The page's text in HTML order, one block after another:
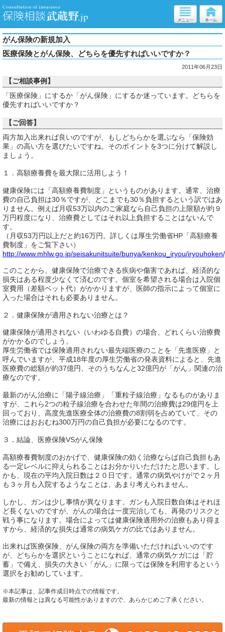
がん保険の新規加入
医療保険とがん保険、どちらを優先すればいいですか？
2011年06月23日
【ご相談事例】
「医療保険」にするか「がん保険」にするか迷っています。どちらを
優先すればいいですか？
【ご回答】
両方加入出来れば良いのですが、もしどちらかを選ぶなら「保険効
果」の高い方を選びたいですね。そのポイントを3つに分けて解説し
ましょう。
１．高額療養費を最大限に活用しよう！
健康保険には「高額療養費制度」というものがあります。通常、治療
費の自己負担は30％ですが、どこまでも30％負担するという訳ではあ
りません。例えば月収53万以内のご家庭なら自己負担の上限額が約９
万円程度になり、治療費としてはそれ以上負担することはないんで
す。
（月収53万円以上だと約16万円。詳しくは厚生労働省HP「高額療養
費制度」をご覧下さい）
http://www.mhlw.go.jp/seisakunitsuite/bunya/kenkou_iryou/
このことから、健康保険で治療できる疾病や傷害であれば、経済的な
損失はある程度少なくて済むのです。個室を希望される場合は入院個
室費用（差額ベット代）がかかりますが、医師の指示によって個室に
入った場合はそれも必要ありません。
２．健康保険が適用されない治療とは？
健康保険が適用されない（いわゆる自費）の場合、どれくらい治療費
がかかるのでしょう。
厚生労働省では保険適用されない最先端医療のことを「先進医療」と
呼んでいますが、平成18年度の厚生労働省の発表資料によると、先進
医療費の総額が約37億円、そのうちなんと32億円が「がん」関連の治
療なのです。
最新のがん治療に「陽子線治療」「重粒子線治療」なるものがありま
すが、これら2つの粒子線治療を合わせた年間の治療費は29億円を上
回っており、高度先進医療全体の治療費の8割弱を占めていて、その
治療にはおおむね300万円の自己負担が必要になるのです。
３．結論、医療保険VSがん保険
高額療養費制度のおかげで、健康保険の効く治療ならば自己負担もあ
る一定レベルに抑えられることはお分かりいただけたと思います。し
かも、現在の平均入院日数は２０日です。通常の病気やけがで２ヶ月
も３ヶ月も入院するようなことは、あまり考えられません。
しかし、ガンは少し事情が異なります。ガンも入院日数自体はそれほ
ど長くないのですが、がんの場合は一度完治しても、再発のリスクと
戦う事になります。場合によっては健康保険適用外の治療もあり得ま
すから、経済的な損失は通常の病気ケガの比ではありません。
出来れば医療保険、がん保険の両方を準備いただければいいのです
が、どちらかを選択ということになれば、通常の病気ケガには「貯
蓄」で備え、損失の大きい「がん」に限っては保険を利用するという
選択をお勧めしています。
※本記事は、記事作成日時点での情報です。
最新の情報とは異なる可能性がありますので、あらかじめご了承ください。